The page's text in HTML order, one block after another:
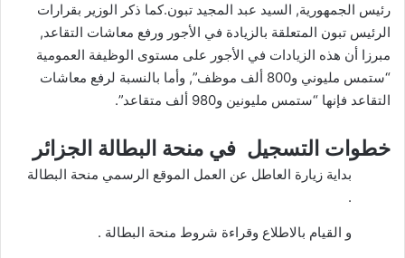
رئيس الجمهورية, السيد عبد المجيد تبون.كما ذكر الوزير بقرارات
الرئيس تبون المتعلقة بالزيادة في الأجور ورفع معاشات التقاعد,
مبرزا أن هذه الزيادات في الأجور على مستوى الوظيفة العمومية
“ستمس مليوني و800 ألف موظف”, وأما بالنسبة لرفع معاشات
التقاعد فإنها “ستمس مليونين و980 ألف متقاعد”.
خطوات التسجيل في منحة البطالة الجزائر
بداية زيارة العاطل عن العمل الموقع الرسمي منحة البطالة
.
و القيام بالاطلاع وقراءة شروط منحة البطالة .